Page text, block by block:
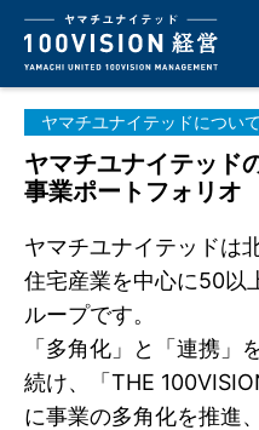
ヤマチユナイテッドについて
ヤマチユナイテッド
事業ポートフォリオ
ヤマチユナイテッドは
住宅産業を中心に50以
ループです。
「多角化」と「連携」
続け、「THE
に事業の多角化を推進、